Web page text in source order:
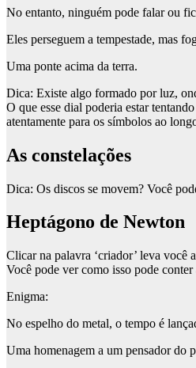
No entanto, ninguém pode falar ou
Eles perseguem a tempestade, mas
Uma ponte acima da terra.
Dica: Existe algo formado por luz,
O que esse dial poderia estar
atentamente para os símbolos ao
As constelações
Dica: Os discos se movem? Você
Heptágono de Newton
Clicar na palavra ‘criador’ leva você
Você pode ver como isso pode conter
Enigma:
No espelho do metal, o tempo é
Uma homenagem a um pensador do